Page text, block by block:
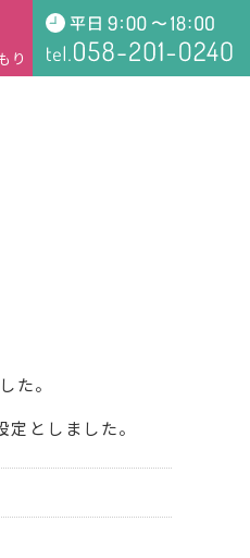
り
た。
としました。